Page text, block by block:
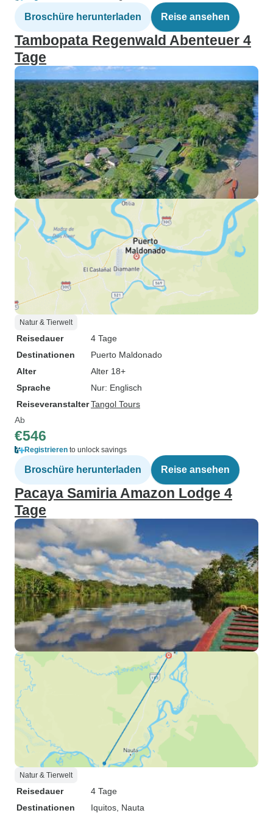
Broschüre herunterladen Reise ansehen
Tambopata Regenwald Abenteuer 4
Tage
Natur & Tierwelt
Reisedauer
4 Tage
Destinationen
Puerto Maldonado
Alter
Alter 18+
Sprache
Nur: Englisch
ReiseveranstalterTangol Tours
Ab
€546
Registrieren to unlock savings
Broschüre herunterladen Reise ansehen
Pacaya Samiria Amazon Lodge 4
Tage
Natur & Tierwelt
Reisedauer
4 Tage
Destinationen
Iquitos , Nauta